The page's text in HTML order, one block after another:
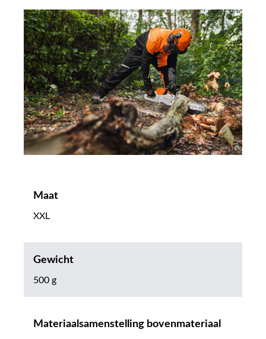
Maat
XXL
Gewicht
500 g
Materiaalsamenstelling bovenmateriaal